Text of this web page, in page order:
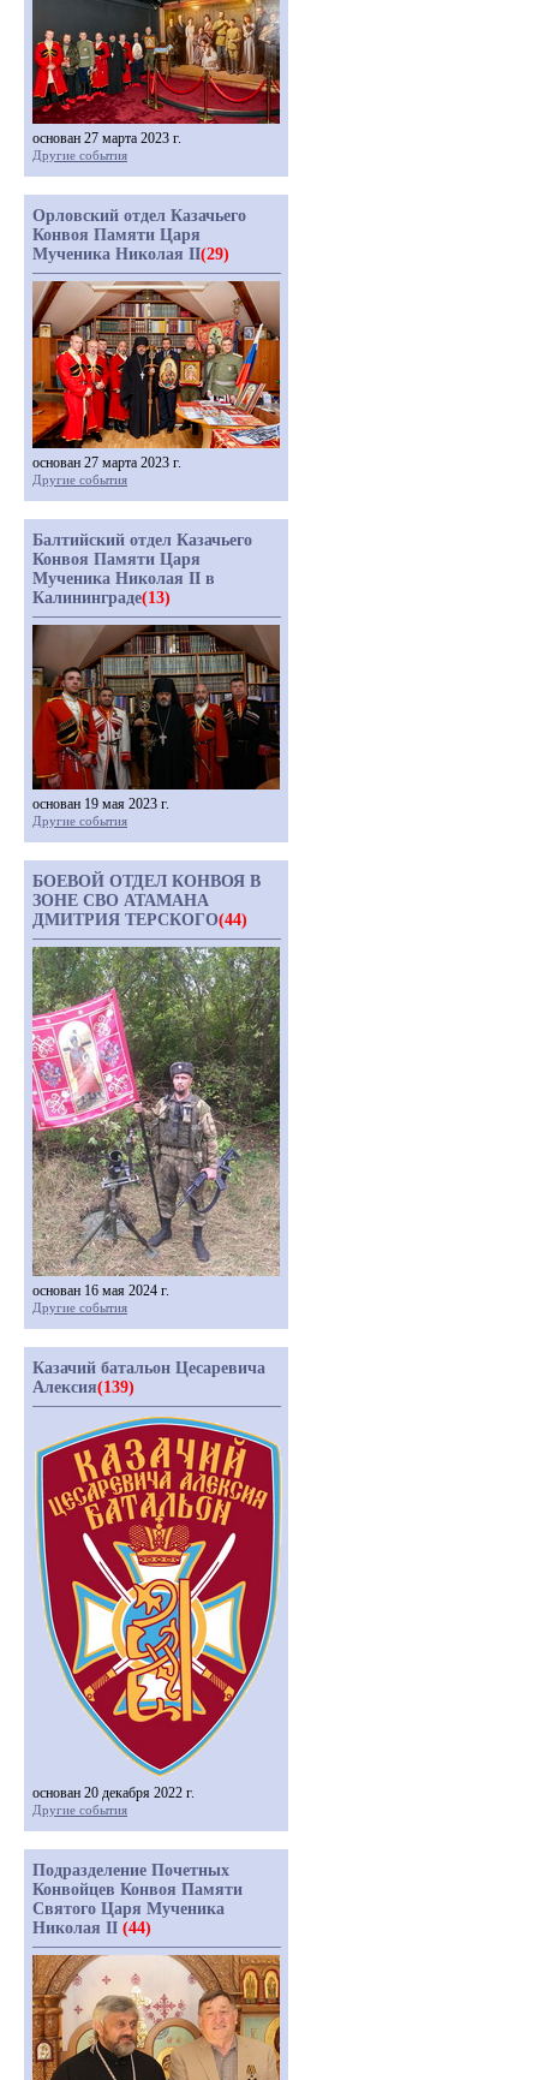
основан 27 марта 2023 г.
Другие события
Орловский отдел Казачьего
Конвоя Памяти Царя
Мученика Николая II(29)
основан 27 марта 2023 г.
Другие события
Балтийский отдел Казачьего
Конвоя Памяти Царя
Мученика Николая II в
Калининграде(13)
основан 19 мая 2023 г.
Другие события
БОЕВОЙ ОТДЕЛ КОНВОЯ В
ЗОНЕ СВО АТАМАНА
ДМИТРИЯ ТЕРСКОГО(44)
основан 16 мая 2024 г.
Другие события
Казачий батальон Цесаревича
Алексия(139)
основан 20 декабря 2022 г.
Другие события
Подразделение Почетных
Конвойцев Конвоя Памяти
Святого Царя Мученика
Николая II (44)